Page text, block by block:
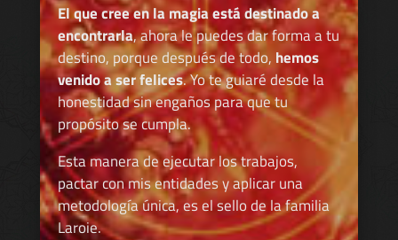
El que cree en la magia está destinado a
encontrarla, ahora le puedes dar forma a tu
destino, porque después de todo, hemos
venido a ser felices. Yo te guiaré desde la
honestidad sin engaños para que tu
propósito se cumpla.
Esta manera de ejecutar los trabajos,
pactar con mis entidades y aplicar una
metodología única, es el sello de la familia
Laroie.